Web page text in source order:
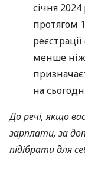
січня
протягом
менше ніж
на
До речі, якщо
зарплати, за
підібрати для